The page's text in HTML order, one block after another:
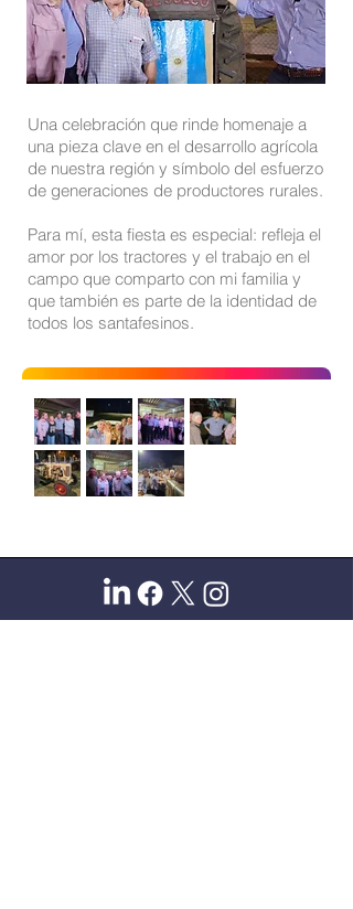
Una celebración que rinde homenaje a
una pieza clave en el desarrollo agrícola
de nuestra región y símbolo del esfuerzo
de generaciones de productores rurales.
Para mí, esta fiesta es especial: refleja el
amor por los tractores y el trabajo en el
campo que comparto con mi familia y
que también es parte de la identidad de
todos los santafesinos.